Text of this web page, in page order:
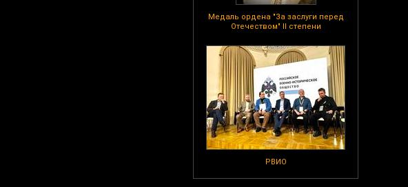
Медаль ордена "За заслуги перед
Отечеством" II степени
РВИО